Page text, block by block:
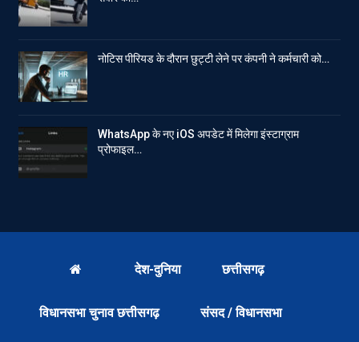
नोटिस पीरियड के दौरान छुट्टी लेने पर कंपनी ने कर्मचारी को…
WhatsApp के नए iOS अपडेट में मिलेगा इंस्टाग्राम
प्रोफाइल…
देश-दुनिया छत्तीसगढ़
विधानसभा चुनाव छत्तीसगढ़ संसद / विधानसभा